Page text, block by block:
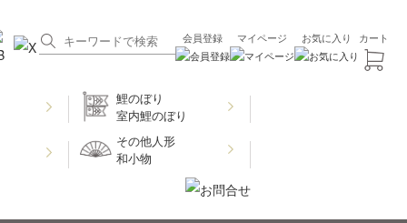
会員登録 マイページ お気に入り カート
鯉のぼり
室内鯉のぼり
その他人形
和小物